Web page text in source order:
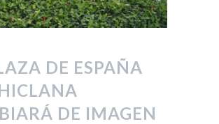
DE ESPAÑA
DE IMAGEN